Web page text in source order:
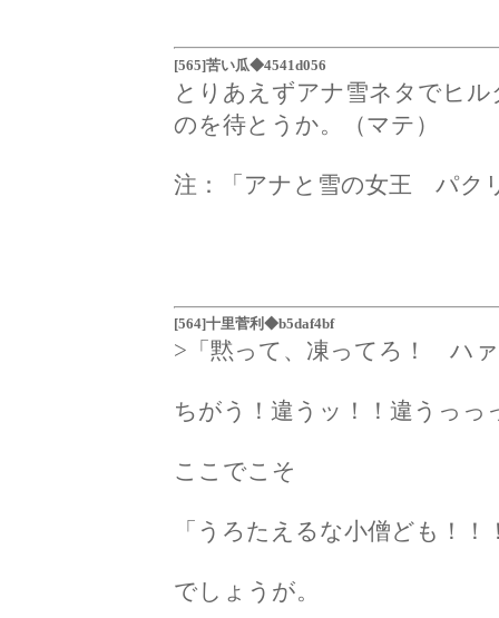
[565]苦い瓜◆4541d056
とりあえずアナ雪ネタでヒ
のを待とうか。（マテ）
注：「アナと雪の女王 パク
[564]十里菅利◆b5daf4bf
>「黙って、凍ってろ！ ハ
ちがう！違うッ！！違うっっ
ここでこそ
「うろたえるな小僧ども！！
でしょうが。